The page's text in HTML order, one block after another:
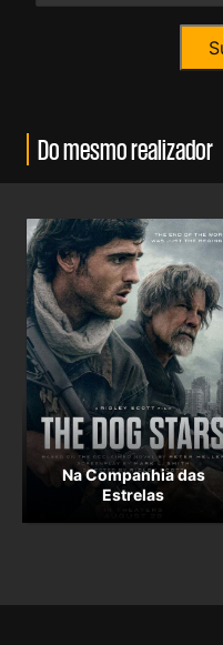
Do mesmo realizador
Na Companhia das
Estrelas